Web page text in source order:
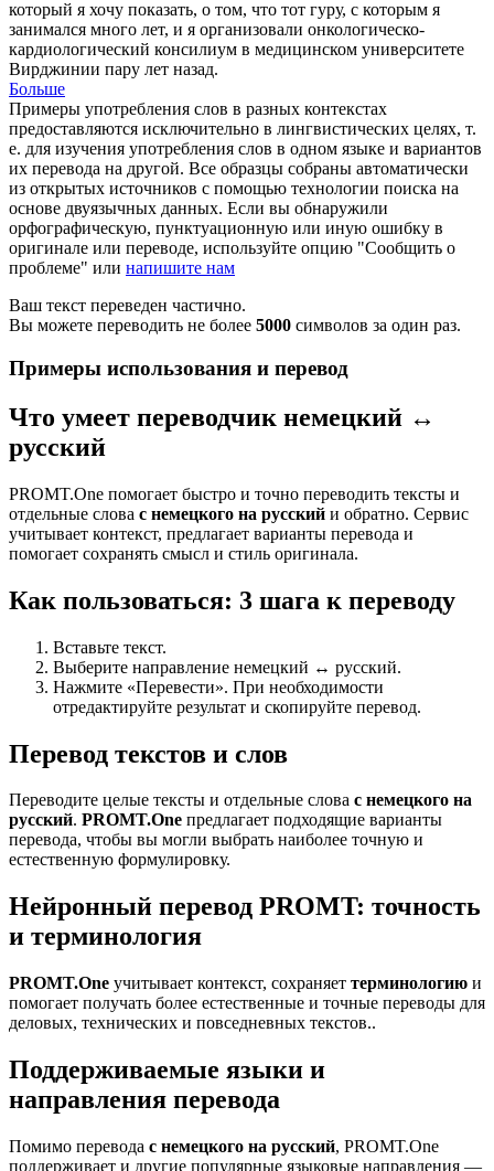
который я хочу показать, о том, что тот гуру, с которым я
занимался много лет, и я организовали онкологическо-
кардиологический консилиум в медицинском университете
Вирджинии пару лет назад.
Больше
Примеры употребления слов в разных контекстах
предоставляются исключительно в лингвистических целях, т.
е. для изучения употребления слов в одном языке и вариантов
их перевода на другой. Все образцы собраны автоматически
из открытых источников с помощью технологии поиска на
основе двуязычных данных. Если вы обнаружили
орфографическую, пунктуационную или иную ошибку в
оригинале или переводе, используйте опцию "Сообщить о
проблеме" или напишите нам
Ваш текст переведен частично.
Вы можете переводить не более 5000 символов за один раз.
Примеры использования и перевод
Что умеет переводчик немецкий ↔
русский
PROMT.One помогает быстро и точно переводить тексты и
отдельные слова с немецкого на русский и обратно. Сервис
учитывает контекст, предлагает варианты перевода и
помогает сохранять смысл и стиль оригинала.
Как пользоваться: 3 шага к переводу
Вставьте текст.
Выберите направление немецкий ↔ русский.
Нажмите «Перевести». При необходимости
отредактируйте результат и скопируйте перевод.
Перевод текстов и слов
Переводите целые тексты и отдельные слова с немецкого на
русский. PROMT.One предлагает подходящие варианты
перевода, чтобы вы могли выбрать наиболее точную и
естественную формулировку.
Нейронный перевод PROMT: точность
и терминология
PROMT.One учитывает контекст, сохраняет терминологию и
помогает получать более естественные и точные переводы для
деловых, технических и повседневных текстов..
Поддерживаемые языки и
направления перевода
Помимо перевода с немецкого на русский, PROMT.One
поддерживает и другие популярные языковые направления —